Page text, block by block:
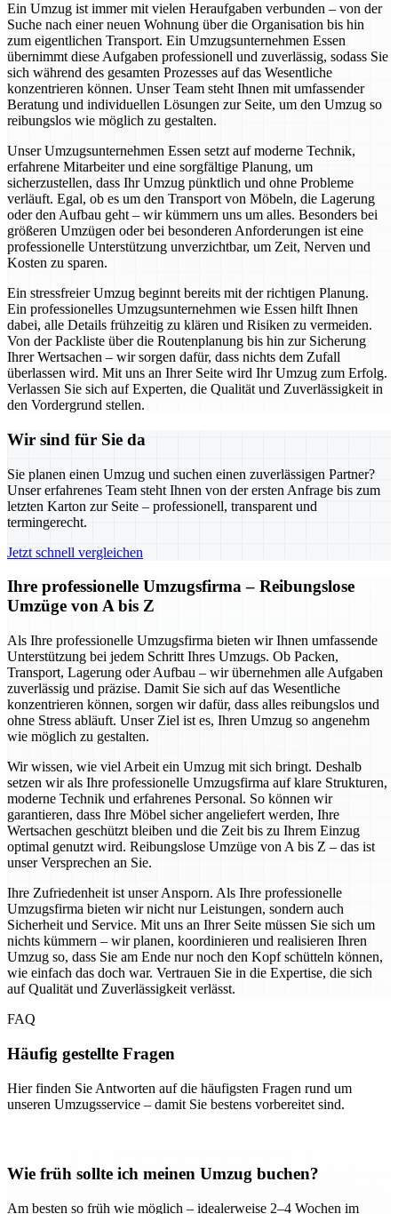
Ein Umzug ist immer mit vielen Heraufgaben verbunden – von der
Suche nach einer neuen Wohnung über die Organisation bis hin
zum eigentlichen Transport. Ein Umzugsunternehmen Essen
übernimmt diese Aufgaben professionell und zuverlässig, sodass Sie
sich während des gesamten Prozesses auf das Wesentliche
konzentrieren können. Unser Team steht Ihnen mit umfassender
Beratung und individuellen Lösungen zur Seite, um den Umzug so
reibungslos wie möglich zu gestalten.
Unser Umzugsunternehmen Essen setzt auf moderne Technik,
erfahrene Mitarbeiter und eine sorgfältige Planung, um
sicherzustellen, dass Ihr Umzug pünktlich und ohne Probleme
verläuft. Egal, ob es um den Transport von Möbeln, die Lagerung
oder den Aufbau geht – wir kümmern uns um alles. Besonders bei
größeren Umzügen oder bei besonderen Anforderungen ist eine
professionelle Unterstützung unverzichtbar, um Zeit, Nerven und
Kosten zu sparen.
Ein stressfreier Umzug beginnt bereits mit der richtigen Planung.
Ein professionelles Umzugsunternehmen wie Essen hilft Ihnen
dabei, alle Details frühzeitig zu klären und Risiken zu vermeiden.
Von der Packliste über die Routenplanung bis hin zur Sicherung
Ihrer Wertsachen – wir sorgen dafür, dass nichts dem Zufall
überlassen wird. Mit uns an Ihrer Seite wird Ihr Umzug zum Erfolg.
Verlassen Sie sich auf Experten, die Qualität und Zuverlässigkeit in
den Vordergrund stellen.
Wir sind für Sie da
Sie planen einen Umzug und suchen einen zuverlässigen Partner?
Unser erfahrenes Team steht Ihnen von der ersten Anfrage bis zum
letzten Karton zur Seite – professionell, transparent und
termingerecht.
Jetzt schnell vergleichen
Ihre professionelle Umzugsfirma – Reibungslose
Umzüge von A bis Z
Als Ihre professionelle Umzugsfirma bieten wir Ihnen umfassende
Unterstützung bei jedem Schritt Ihres Umzugs. Ob Packen,
Transport, Lagerung oder Aufbau – wir übernehmen alle Aufgaben
zuverlässig und präzise. Damit Sie sich auf das Wesentliche
konzentrieren können, sorgen wir dafür, dass alles reibungslos und
ohne Stress abläuft. Unser Ziel ist es, Ihren Umzug so angenehm
wie möglich zu gestalten.
Wir wissen, wie viel Arbeit ein Umzug mit sich bringt. Deshalb
setzen wir als Ihre professionelle Umzugsfirma auf klare Strukturen,
moderne Technik und erfahrenes Personal. So können wir
garantieren, dass Ihre Möbel sicher angeliefert werden, Ihre
Wertsachen geschützt bleiben und die Zeit bis zu Ihrem Einzug
optimal genutzt wird. Reibungslose Umzüge von A bis Z – das ist
unser Versprechen an Sie.
Ihre Zufriedenheit ist unser Ansporn. Als Ihre professionelle
Umzugsfirma bieten wir nicht nur Leistungen, sondern auch
Sicherheit und Service. Mit uns an Ihrer Seite müssen Sie sich um
nichts kümmern – wir planen, koordinieren und realisieren Ihren
Umzug so, dass Sie am Ende nur noch den Kopf schütteln können,
wie einfach das doch war. Vertrauen Sie in die Expertise, die sich
auf Qualität und Zuverlässigkeit verlässt.
FAQ
Häufig gestellte Fragen
Hier finden Sie Antworten auf die häufigsten Fragen rund um
unseren Umzugsservice – damit Sie bestens vorbereitet sind.
Wie früh sollte ich meinen Umzug buchen?
Am besten so früh wie möglich – idealerweise 2–4 Wochen im